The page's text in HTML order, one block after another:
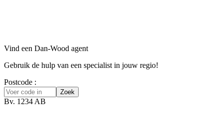
Vind een Dan-Wood agent
Gebruik de hulp van een specialist in jouw regio!
Postcode :
Zoek
Bv. 1234 AB